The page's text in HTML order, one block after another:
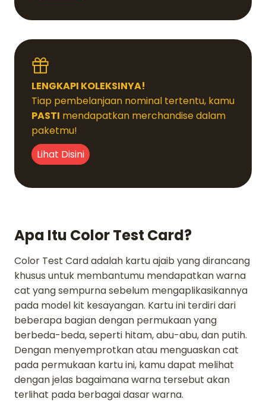
LENGKAPI KOLEKSINYA!
Tiap pembelanjaan nominal tertentu, kamu
PASTI mendapatkan merchandise dalam
paketmu!
Lihat Disini
Apa Itu Color Test Card?
Color Test Card adalah kartu ajaib yang dirancang
khusus untuk membantumu mendapatkan warna
cat yang sempurna sebelum mengaplikasikannya
pada model kit kesayangan. Kartu ini terdiri dari
beberapa bagian dengan permukaan yang
berbeda-beda, seperti hitam, abu-abu, dan putih.
Dengan menyemprotkan atau menguaskan cat
pada permukaan kartu ini, kamu dapat melihat
dengan jelas bagaimana warna tersebut akan
terlihat pada berbagai dasar warna.